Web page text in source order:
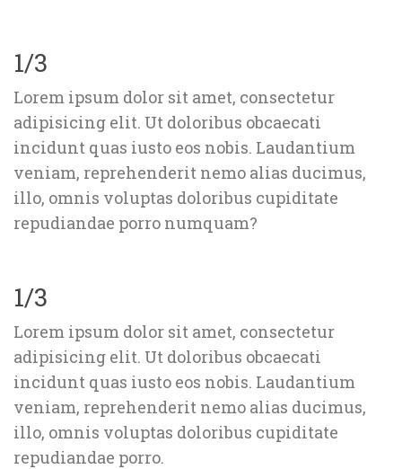
1/3
Lorem ipsum dolor sit amet, consectetur
adipisicing elit. Ut doloribus obcaecati
incidunt quas iusto eos nobis. Laudantium
veniam, reprehenderit nemo alias ducimus,
illo, omnis voluptas doloribus cupiditate
repudiandae porro numquam?
1/3
Lorem ipsum dolor sit amet, consectetur
adipisicing elit. Ut doloribus obcaecati
incidunt quas iusto eos nobis. Laudantium
veniam, reprehenderit nemo alias ducimus,
illo, omnis voluptas doloribus cupiditate
repudiandae porro.